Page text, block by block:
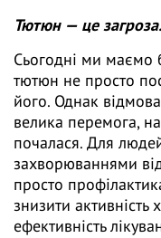
Тютюн — це
Сьогодні ми маємо
тютюн не просто
його. Однак
велика перемога,
почалася. Для
захворюваннями
просто
знизити
ефективність